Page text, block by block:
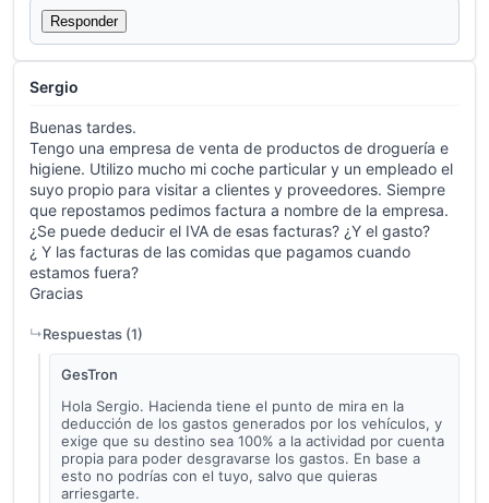
Responder
Sergio
Buenas tardes.
Tengo una empresa de venta de productos de droguería e
higiene. Utilizo mucho mi coche particular y un empleado el
suyo propio para visitar a clientes y proveedores. Siempre
que repostamos pedimos factura a nombre de la empresa.
¿Se puede deducir el IVA de esas facturas? ¿Y el gasto?
¿ Y las facturas de las comidas que pagamos cuando
estamos fuera?
Gracias
Respuestas (1)
GesTron
Hola Sergio. Hacienda tiene el punto de mira en la
deducción de los gastos generados por los vehículos, y
exige que su destino sea 100% a la actividad por cuenta
propia para poder desgravarse los gastos. En base a
esto no podrías con el tuyo, salvo que quieras
arriesgarte.